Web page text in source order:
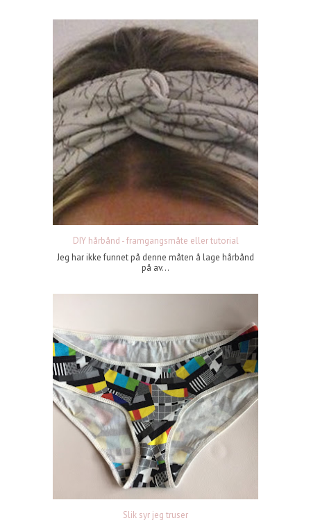
DIY hårbånd - framgangsmåte eller tutorial
Jeg har ikke funnet på denne måten å lage hårbånd
på av...
Slik syr jeg truser